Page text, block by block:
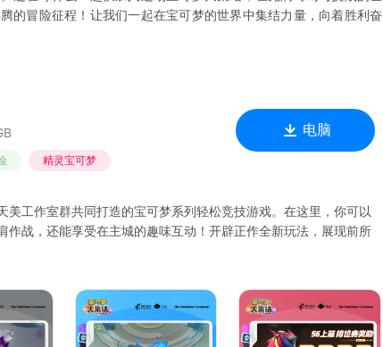
的冒险征程！让我们一起在宝可梦的世界中集结力量，向着胜利奋
精灵宝可梦
电脑
美工作室群共同打造的宝可梦系列轻松竞技游戏。在这里，你可以
作战，还能享受在主城的趣味互动！开辟正作全新玩法，展现前所